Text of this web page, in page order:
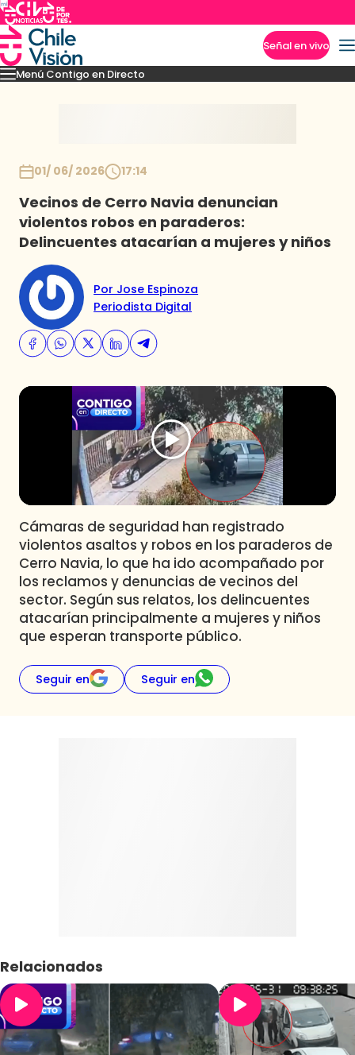
Señal en vivo
Menú Contigo en Directo
Momentos Novedades
01/ 06/ 2026 17:14
Vecinos de Cerro Navia denuncian
violentos robos en paraderos:
Delincuentes atacarían a mujeres y niños
Por Jose Espinoza
Periodista Digital
Cámaras de seguridad han registrado
violentos asaltos y robos en los paraderos de
Cerro Navia, lo que ha ido acompañado por
los reclamos y denuncias de vecinos del
sector. Según sus relatos, los delincuentes
atacarían principalmente a mujeres y niños
que esperan transporte público.
Seguir en Seguir en
Relacionados
Imperdibles
Club De La Comedia
Contigo en Directo
Plan Perfecto
El Tiempo
Sabingo
Todos Los Programas